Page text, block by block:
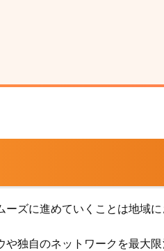
ズに進めていくことは地域
独自のネットワークを最大